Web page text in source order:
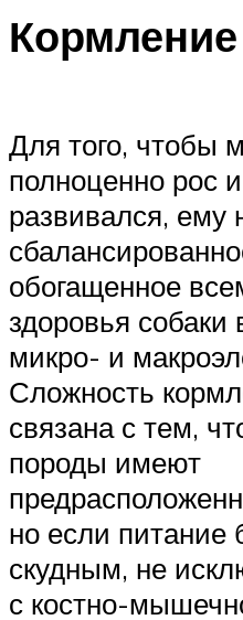
Кормление
Для того, чтобы
полноценно рос
развивался, ему
обогащенное
здоровья
микро- и
Сложность
связана с тем,
породы имеют
но если питание
скудным, не
с костно-